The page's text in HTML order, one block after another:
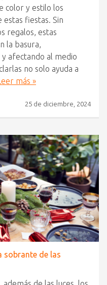
color y estilo los
estas fiestas. Sin
regalos, estas
la basura,
afectando al medio
no solo ayuda a
más »
25 de diciembre, 2024
sobrante de las